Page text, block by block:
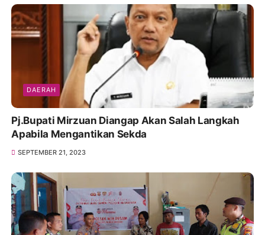
DAERAH
Pj.Bupati Mirzuan Diangap Akan Salah Langkah
Apabila Mengantikan Sekda
SEPTEMBER 21, 2023